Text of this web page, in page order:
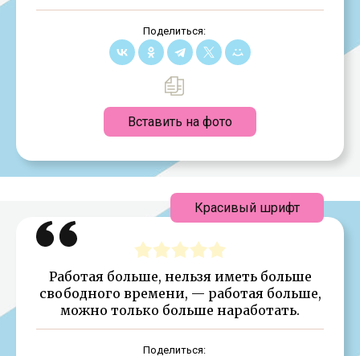
Поделиться:
Вставить на фото
Работая больше, нельзя иметь больше
свободного времени, — работая больше,
можно только больше наработать.
Поделиться:
Красивый шрифт